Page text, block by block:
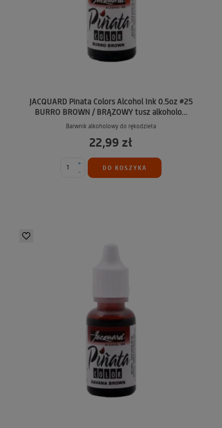
JACQUARD Pinata Colors Alcohol Ink 0.5oz #25
BURRO BROWN / BRĄZOWY tusz alkoholo...
Barwnik alkoholowy do rękodzieła
22,99 zł
-
+
DO KOSZYKA